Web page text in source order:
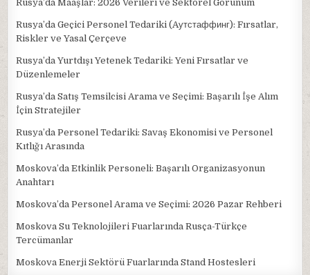
Rusya’da Maaşlar: 2026 Verileri ve Sektörel Görünüm
Rusya’da Geçici Personel Tedariki (Aутстаффинг): Fırsatlar,
Riskler ve Yasal Çerçeve
Rusya’da Yurtdışı Yetenek Tedariki: Yeni Fırsatlar ve
Düzenlemeler
Rusya’da Satış Temsilcisi Arama ve Seçimi: Başarılı İşe Alım
İçin Stratejiler
Rusya’da Personel Tedariki: Savaş Ekonomisi ve Personel
Kıtlığı Arasında
Moskova’da Etkinlik Personeli: Başarılı Organizasyonun
Anahtarı
Moskova’da Personel Arama ve Seçimi: 2026 Pazar Rehberi
Moskova Su Teknolojileri Fuarlarında Rusça-Türkçe
Tercümanlar
Moskova Enerji Sektörü Fuarlarında Stand Hostesleri